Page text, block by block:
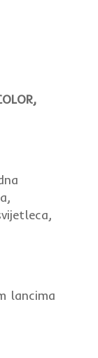
lancima